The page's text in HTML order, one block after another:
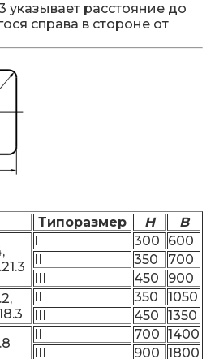
указывает расстояние до
справа в стороне от
Типоразмер H
B
I 300
600
II
350
700
III
450
900
II 350
1050
III
450
1350
II 700 1400
III
900 1800